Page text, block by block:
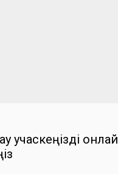
учаскеңізді